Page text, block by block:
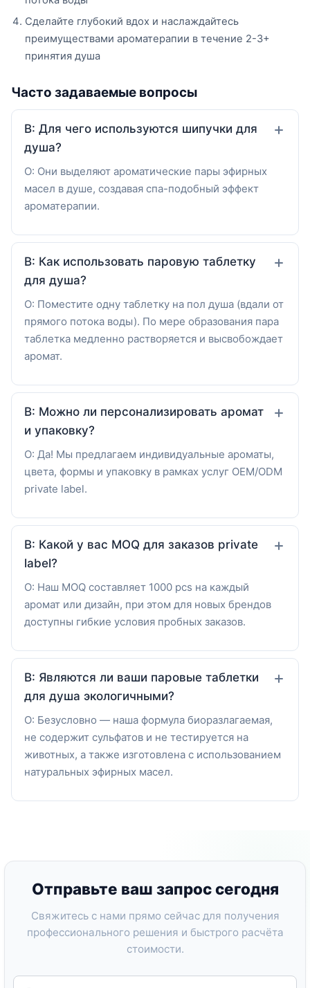
Сделайте глубокий вдох и наслаждайтесь
преимуществами ароматерапии в течение 2-3+
принятия душа
Часто задаваемые вопросы
В: Для чего используются шипучки для
душа?
О: Они выделяют ароматические пары эфирных
масел в душе, создавая спа-подобный эффект
ароматерапии.
В: Как использовать паровую таблетку
для душа?
О: Поместите одну таблетку на пол душа (вдали от
прямого потока воды). По мере образования пара
таблетка медленно растворяется и высвобождает
аромат.
В: Можно ли персонализировать аромат
и упаковку?
О: Да! Мы предлагаем индивидуальные ароматы,
цвета, формы и упаковку в рамках услуг OEM/ODM
private label.
В: Какой у вас MOQ для заказов private
label?
О: Наш MOQ составляет 1000 pcs на каждый
аромат или дизайн, при этом для новых брендов
доступны гибкие условия пробных заказов.
В: Являются ли ваши паровые таблетки
для душа экологичными?
О: Безусловно — наша формула биоразлагаемая,
не содержит сульфатов и не тестируется на
животных, а также изготовлена с использованием
натуральных эфирных масел.
Отправьте ваш запрос сегодня
Свяжитесь с нами прямо сейчас для получения
профессионального решения и быстрого расчёта
стоимости.
Ваше имя: